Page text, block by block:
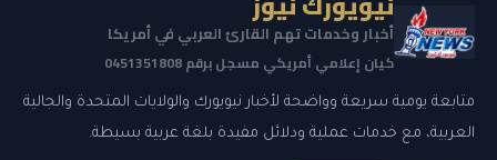
أخبار وخدمات تهم القارئ العربي في أمريكا
كيان إعلامي أمريكي مسجل برقم 0451351808
متابعة يومية سريعة وواضحة لأخبار نيويورك والولايات المتحدة والجالية
العربية، مع خدمات عملية ودلائل مفيدة بلغة عربية بسيطة.